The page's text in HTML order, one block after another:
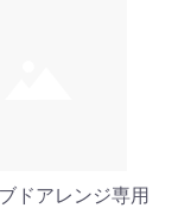
ドアレンジ専用